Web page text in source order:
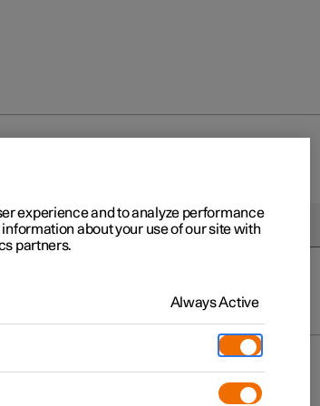
Fleet & Business
Financieringsopties
Voordeel alle aard
experience and to analyze performance
about your use of our site with
partners.
Always Active